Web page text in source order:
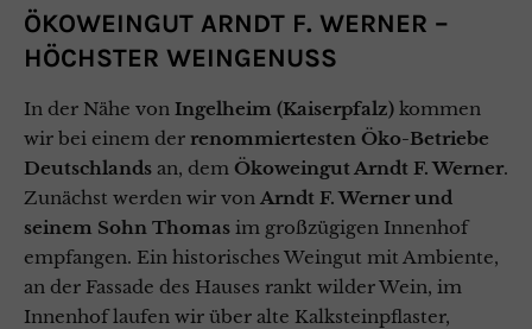
ÖKOWEINGUT ARNDT F. WERNER –
HÖCHSTER WEINGENUSS
In der Nähe von Ingelheim (Kaiserpfalz) kommen
wir bei einem der renommiertesten Öko-Betriebe
Deutschlands an, dem Ökoweingut Arndt F. Werner.
Zunächst werden wir von Arndt F. Werner und
seinem Sohn Thomas im großzügigen Innenhof
empfangen. Ein historisches Weingut mit Ambiente,
an der Fassade des Hauses rankt wilder Wein, im
Innenhof laufen wir über alte Kalksteinpflaster,